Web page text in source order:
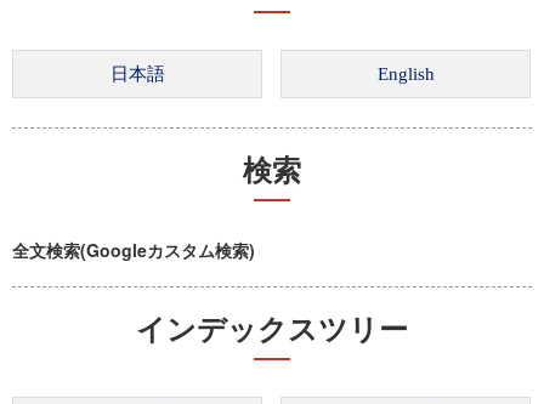
検索
全文検索(Googleカスタム検索)
インデックスツリー